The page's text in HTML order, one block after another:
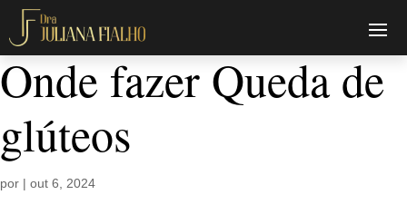
Onde fazer Queda de
glúteos
por | out 6, 2024